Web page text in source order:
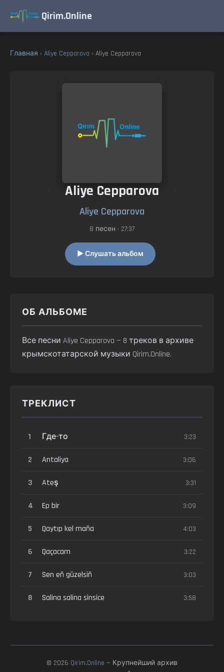
Qirim.Online
Главная › Aliye Cepparova › Aliye Cepparova
Aliye Cepparova
Aliye Cepparova
8 песен • 27:37
▶ Слушать альбом
ОБ АЛЬБОМЕ
Все песни Aliye Cepparova — 8 треков в архиве
крымскотатарской музыки Qirim.Online.
ТРЕКЛИСТ
1 Где-то 3:23
2 Antaliya 3:06
3 Ateş 3:31
4 Ep bir 3:09
5 Qaytıp kel maña 4:03
6 Qaçacam 3:22
7 Sen eñ güzelsiñ 3:03
8 Salina salina sinsice 3:58
© 2026 Qirim.Online — Крупнейший архив